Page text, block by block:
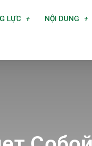
LỰC NỘI DUNG